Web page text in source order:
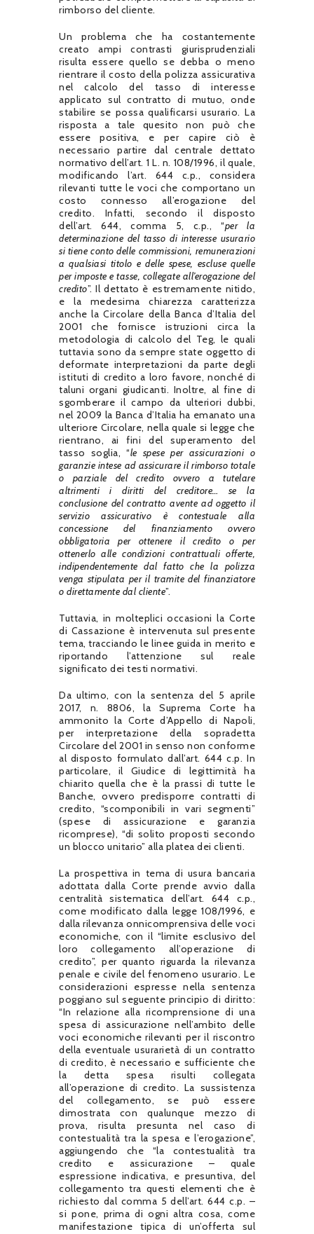
rimborso del cliente.
Un problema che ha costantemente
creato ampi contrasti giurisprudenziali
risulta essere quello se debba o meno
rientrare il costo della polizza assicurativa
nel calcolo del tasso di interesse
applicato sul contratto di mutuo, onde
stabilire se possa qualificarsi usurario. La
risposta a tale quesito non può che
essere positiva, e per capire ciò è
necessario partire dal centrale dettato
normativo dell’art. 1 L. n. 108/1996, il quale,
modificando l’art. 644 c.p., considera
rilevanti tutte le voci che comportano un
costo connesso all’erogazione del
credito. Infatti, secondo il disposto
dell’art. 644, comma 5, c.p., “per la
determinazione del tasso di interesse usurario
si tiene conto delle commissioni, remunerazioni
a qualsiasi titolo e delle spese, escluse quelle
per imposte e tasse, collegate all’erogazione del
credito”. Il dettato è estremamente nitido,
e la medesima chiarezza caratterizza
anche la Circolare della Banca d’Italia del
2001 che fornisce istruzioni circa la
metodologia di calcolo del Teg, le quali
tuttavia sono da sempre state oggetto di
deformate interpretazioni da parte degli
istituti di credito a loro favore, nonché di
taluni organi giudicanti. Inoltre, al fine di
sgomberare il campo da ulteriori dubbi,
nel 2009 la Banca d’Italia ha emanato una
ulteriore Circolare, nella quale si legge che
rientrano, ai fini del superamento del
tasso soglia, “le spese per assicurazioni o
garanzie intese ad assicurare il rimborso totale
o parziale del credito ovvero a tutelare
altrimenti i diritti del creditore… se la
conclusione del contratto avente ad oggetto il
servizio assicurativo è contestuale alla
concessione del finanziamento ovvero
obbligatoria per ottenere il credito o per
ottenerlo alle condizioni contrattuali offerte,
indipendentemente dal fatto che la polizza
venga stipulata per il tramite del finanziatore
o direttamente dal cliente”.
Tuttavia, in molteplici occasioni la Corte
di Cassazione è intervenuta sul presente
tema, tracciando le linee guida in merito e
riportando l’attenzione sul reale
significato dei testi normativi.
Da ultimo, con la sentenza del 5 aprile
2017, n. 8806, la Suprema Corte ha
ammonito la Corte d’Appello di Napoli,
per interpretazione della sopradetta
Circolare del 2001 in senso non conforme
al disposto formulato dall’art. 644 c.p. In
particolare, il Giudice di legittimità ha
chiarito quella che è la prassi di tutte le
Banche, ovvero predisporre contratti di
credito, “scomponibili in vari segmenti”
(spese di assicurazione e garanzia
ricomprese), “di solito proposti secondo
un blocco unitario” alla platea dei clienti.
La prospettiva in tema di usura bancaria
adottata dalla Corte prende avvio dalla
centralità sistematica dell’art. 644 c.p.,
come modificato dalla legge 108/1996, e
dalla rilevanza onnicomprensiva delle voci
economiche, con il “limite esclusivo del
loro collegamento all’operazione di
credito”, per quanto riguarda la rilevanza
penale e civile del fenomeno usurario. Le
considerazioni espresse nella sentenza
poggiano sul seguente principio di diritto:
“In relazione alla ricomprensione di una
spesa di assicurazione nell’ambito delle
voci economiche rilevanti per il riscontro
della eventuale usurarietà di un contratto
di credito, è necessario e sufficiente che
la detta spesa risulti collegata
all’operazione di credito. La sussistenza
del collegamento, se può essere
dimostrata con qualunque mezzo di
prova, risulta presunta nel caso di
contestualità tra la spesa e l’erogazione”,
aggiungendo che “la contestualità tra
credito e assicurazione – quale
espressione indicativa, e presuntiva, del
collegamento tra questi elementi che è
richiesto dal comma 5 dell’art. 644 c.p. –
si pone, prima di ogni altra cosa, come
manifestazione tipica di un’offerta sul